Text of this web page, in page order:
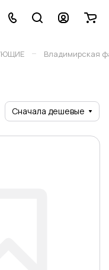
– Владимирская
Сначала дешевые